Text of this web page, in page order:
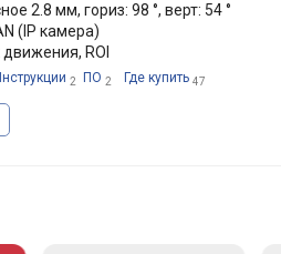
2.8 мм, гориз: 98 °, верт: 54 °
(IP камера)
ROI
2 ПО 2 Где купить 47